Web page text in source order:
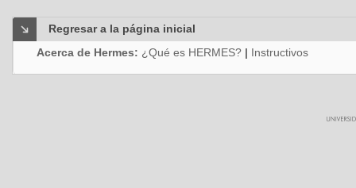
Regresar a la página inicial
Acerca de Hermes: ¿Qué es HERMES? | Instructivos